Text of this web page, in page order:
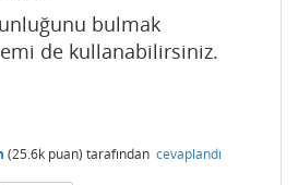
bulmak
de kullanabilirsiniz.
(25.6k puan) tarafından cevaplandı